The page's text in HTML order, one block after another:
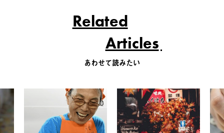
Related
Articles
あわせて読みたい